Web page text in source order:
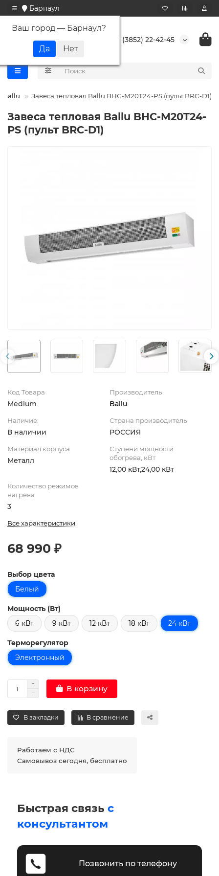
Барнаул
Ваш город — Барнаул?
+7 (3852) 22-42-45
Ballu Завеса тепловая Ballu BHC-M20T24-PS (пульт BRC-D1)
Завеса тепловая Ballu BHC-M20T24-
PS (пульт BRC-D1)
Код Товара
Medium
Производитель
Ballu
Наличие:
В наличии
Страна производитель
РОССИЯ
Материал корпуса
Металл
Ступени мощности
обогрева, кВт
12,00 кВт,24,00 кВт
Количество режимов
нагрева
3
Все характеристики
68 990 ₽
Выбор цвета
Белый
Мощность (Вт)
6 кВт
9 кВт 12 кВт 18 кВт 24 кВт
Терморегулятор
Электронный
В корзину
В закладки В сравнение
Работаем с НДС
Самовывоз сегодня, бесплатно
Быстрая связь с
консультантом
Позвонить по телефону